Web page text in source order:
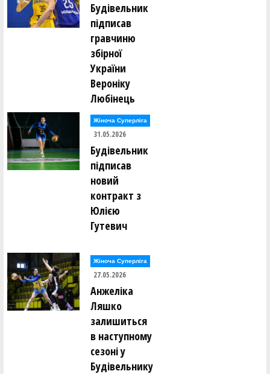
Будівельник
підписав
гравчиню
збірної
України
Вероніку
Любінець
Жіноча Суперліга
31.05.2026
Будівельник
підписав
новий
контракт з
Юлією
Гутевич
Жіноча Суперліга
27.05.2026
Анжеліка
Ляшко
залишиться
в наступному
сезоні у
Будівельнику